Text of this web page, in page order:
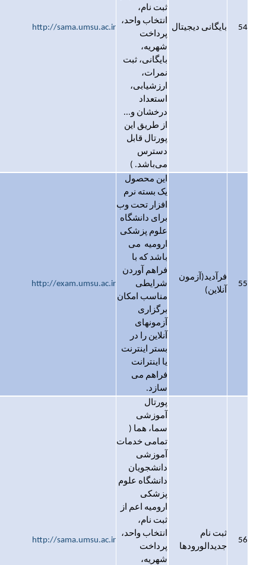
54 بایگانی دیجیتال
ثبت نام،
انتخاب واحد،
پرداخت
شهریه،
بایگانی، ثبت
نمرات،
ارزشیابی،
استعداد
درخشان و...
از طریق این
پورتال قابل
دسترس
می‌باشد. )
http://sama.umsu.ac.ir
55
فرآدید(آزمون
آنلاین)
این محصول
یک بسته نرم
افزار تحت وب
برای دانشگاه
علوم پزشکی
ارومیه می
باشد که با
فراهم آوردن
شرایطی
مناسب امکان
برگزاری
آزمونهای
آنلاین را در
بستر اینترنت
یا اینترانت
فراهم می
سازد.
http://exam.umsu.ac.ir
56
ثبت نام
جدیدالورودها
پورتال
آموزشی
سما، هما (
تمامی خدمات
آموزشی
دانشجویان
دانشگاه علوم
پزشکی
ارومیه اعم از
ثبت نام،
انتخاب واحد،
پرداخت
شهریه،
http://sama.umsu.ac.ir